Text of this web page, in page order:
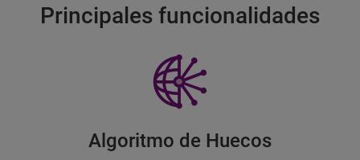
Principales funcionalidades
Algoritmo de Huecos